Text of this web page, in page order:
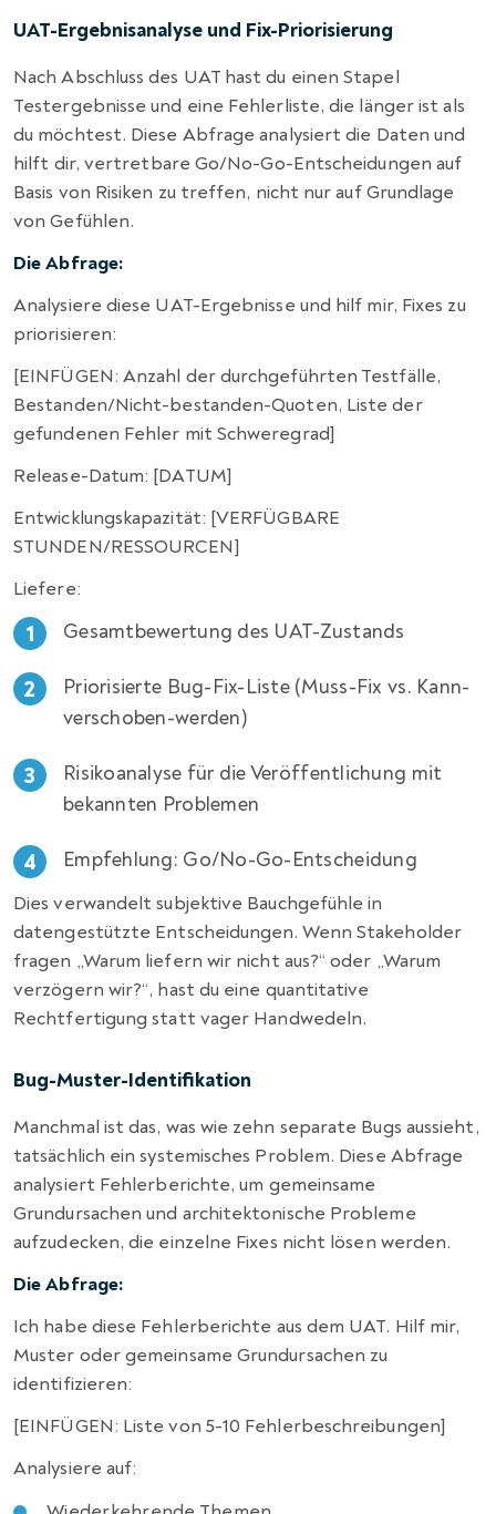
UAT-Ergebnisanalyse und Fix-Priorisierung
Nach Abschluss des UAT hast du einen Stapel
Testergebnisse und eine Fehlerliste, die länger ist als
du möchtest. Diese Abfrage analysiert die Daten und
hilft dir, vertretbare Go/No-Go-Entscheidungen auf
Basis von Risiken zu treffen, nicht nur auf Grundlage
von Gefühlen.
Die Abfrage:
Analysiere diese UAT-Ergebnisse und hilf mir, Fixes zu
priorisieren:
[EINFÜGEN: Anzahl der durchgeführten Testfälle,
Bestanden/Nicht-bestanden-Quoten, Liste der
gefundenen Fehler mit Schweregrad]
Release-Datum: [DATUM]
Entwicklungskapazität: [VERFÜGBARE
STUNDEN/RESSOURCEN]
Liefere:
Gesamtbewertung des UAT-Zustands
Priorisierte Bug-Fix-Liste (Muss-Fix vs. Kann-
verschoben-werden)
Risikoanalyse für die Veröffentlichung mit
bekannten Problemen
Empfehlung: Go/No-Go-Entscheidung
Dies verwandelt subjektive Bauchgefühle in
datengestützte Entscheidungen. Wenn Stakeholder
fragen „Warum liefern wir nicht aus?“ oder „Warum
verzögern wir?“, hast du eine quantitative
Rechtfertigung statt vager Handwedeln.
Bug-Muster-Identifikation
Manchmal ist das, was wie zehn separate Bugs aussieht,
tatsächlich ein systemisches Problem. Diese Abfrage
analysiert Fehlerberichte, um gemeinsame
Grundursachen und architektonische Probleme
aufzudecken, die einzelne Fixes nicht lösen werden.
Die Abfrage:
Ich habe diese Fehlerberichte aus dem UAT. Hilf mir,
Muster oder gemeinsame Grundursachen zu
identifizieren:
[EINFÜGEN: Liste von 5-10 Fehlerbeschreibungen]
Analysiere auf: